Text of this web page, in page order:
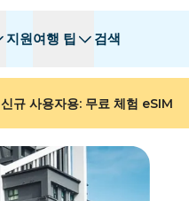
지원여행 팁 검색
아르헨티나
아제르바이잔
신규 사용자용: 무료 체험 eSIM